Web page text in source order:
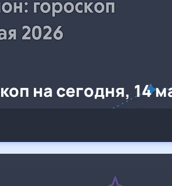
на сегодня, 14